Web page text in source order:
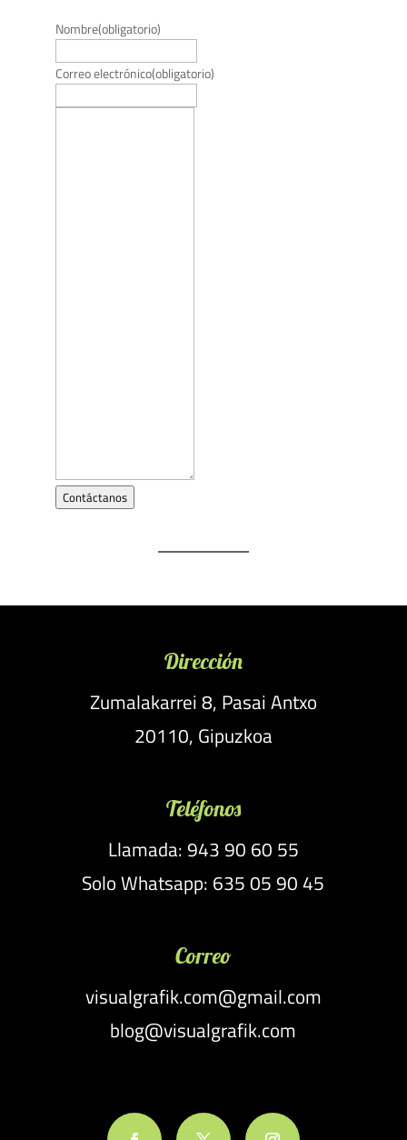
Nombre(obligatorio)
Correo electrónico(obligatorio)
Contáctanos
Dirección
Zumalakarrei 8, Pasai Antxo
20110, Gipuzkoa
Teléfonos
Llamada: 943 90 60 55
Solo Whatsapp: 635 05 90 45
Correo
visualgrafik.com@gmail.com
blog@visualgrafik.com